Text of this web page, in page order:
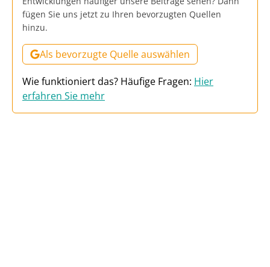
fügen Sie uns jetzt zu Ihren bevorzugten Quellen
hinzu.
Als bevorzugte Quelle auswählen
Wie funktioniert das? Häufige Fragen: Hier
erfahren Sie mehr